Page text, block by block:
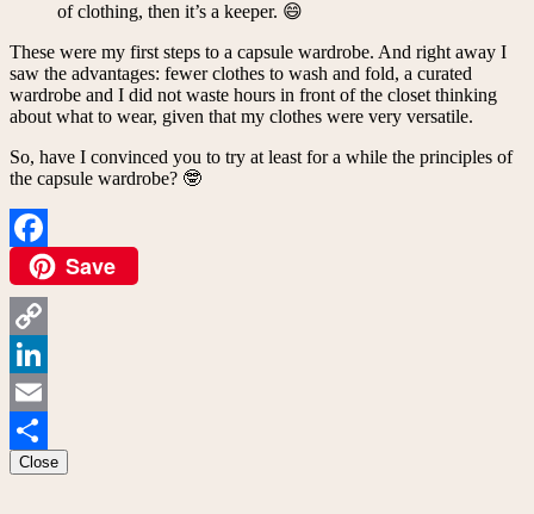
of clothing, then it’s a keeper. 😄
These were my first steps to a capsule wardrobe. And right away I
saw the advantages: fewer clothes to wash and fold, a curated
wardrobe and I did not waste hours in front of the closet thinking
about what to wear, given that my clothes were very versatile.
So, have I convinced you to try at least for a while the principles of
the capsule wardrobe? 🤓
FacebookSave
Copy
Link
LinkedIn
Email
Share
Close